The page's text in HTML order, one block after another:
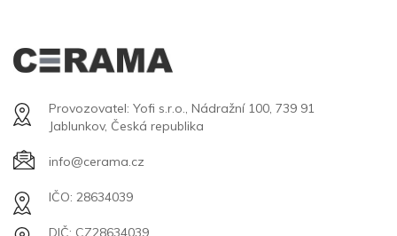
Provozovatel: Yofi s.r.o., Nádražní 100, 739 91
Jablunkov, Česká republika
info@cerama.cz
IČO: 28634039
DIČ: CZ28634039